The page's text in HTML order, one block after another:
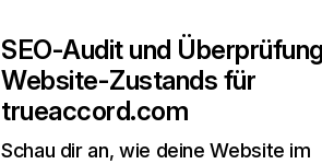
SEO-Audit und
Website-Zustands für
trueaccord.com
Schau dir an, wie deine Website im